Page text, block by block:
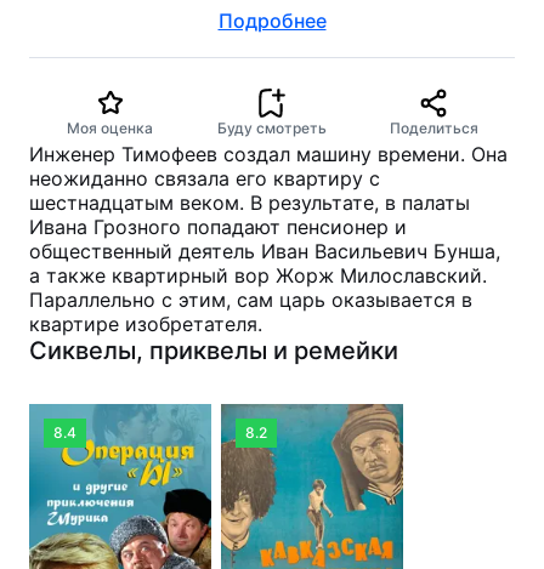
Подробнее
Моя оценка Буду смотреть Поделиться
Инженер Тимофеев создал машину времени. Она
неожиданно связала его квартиру с
шестнадцатым веком. В результате, в палаты
Ивана Грозного попадают пенсионер и
общественный деятель Иван Васильевич Бунша,
а также квартирный вор Жорж Милославский.
Параллельно с этим, сам царь оказывается в
квартире изобретателя.
Сиквелы, приквелы и ремейки
8.4 8.2